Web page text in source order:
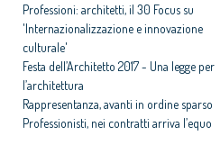
Professioni: architetti, il 30 Focus su
'Internazionalizzazione e innovazione
culturale'
Festa dell’Architetto 2017 - Una legge per
l’architettura
Rappresentanza, avanti in ordine sparso
Professionisti, nei contratti arriva l’equo